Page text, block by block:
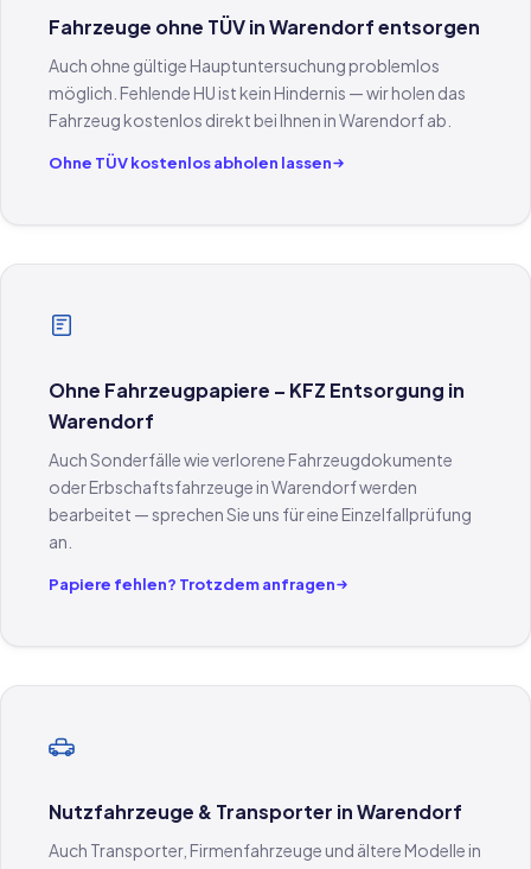
Fahrzeuge ohne TÜV in Warendorf entsorgen
Auch ohne gültige Hauptuntersuchung problemlos
möglich. Fehlende HU ist kein Hindernis — wir holen das
Fahrzeug kostenlos direkt bei Ihnen in Warendorf ab.
Ohne TÜV kostenlos abholen lassen
Ohne Fahrzeugpapiere – KFZ Entsorgung in
Warendorf
Auch Sonderfälle wie verlorene Fahrzeugdokumente
oder Erbschaftsfahrzeuge in Warendorf werden
bearbeitet — sprechen Sie uns für eine Einzelfallprüfung
an.
Papiere fehlen? Trotzdem anfragen
Nutzfahrzeuge & Transporter in Warendorf
Auch Transporter, Firmenfahrzeuge und ältere Modelle in